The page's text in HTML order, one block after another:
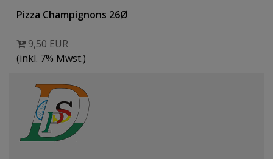
Pizza Champignons 26Ø
9,50 EUR
(inkl. 7% Mwst.)